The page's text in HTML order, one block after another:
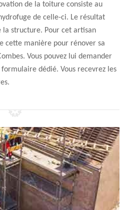
de la toiture consiste au
de celle-ci. Le résultat
la structure. Pour cet artisan
cette manière pour rénover sa
Vous pouvez lui demander
dédié. Vous recevrez les